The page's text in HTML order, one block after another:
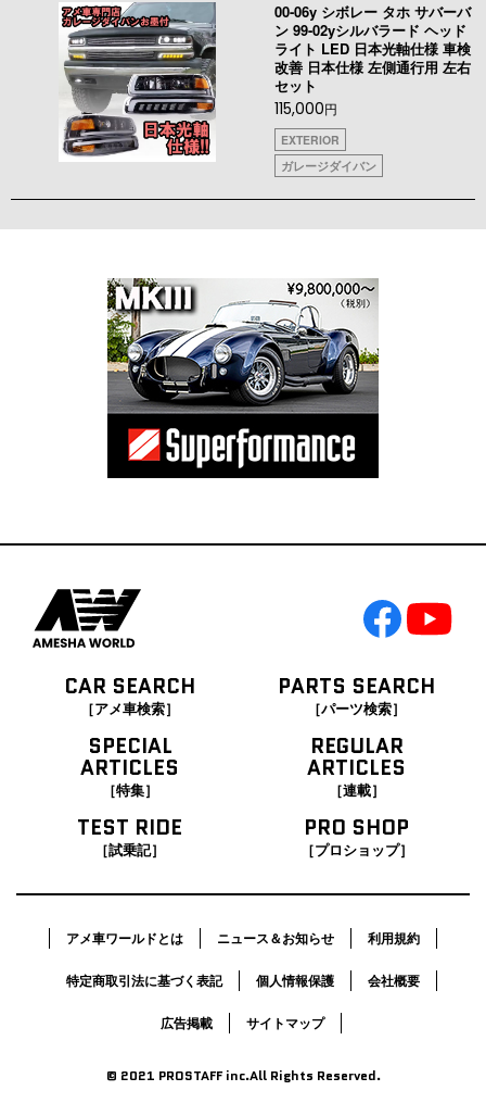
00-06y シボレー タホ サバーバ
ン 99-02yシルバラード ヘッド
ライト LED 日本光軸仕様 車検
改善 日本仕様 左側通行用 左右
セット
115,000円
EXTERIOR
ガレージダイバン
CAR SEARCH
［アメ車検索］
PARTS SEARCH
［パーツ検索］
SPECIAL
ARTICLES
［特集］
REGULAR
ARTICLES
［連載］
TEST RIDE
［試乗記］
PRO SHOP
［プロショップ］
アメ車ワールドとは ニュース＆お知らせ 利用規約
特定商取引法に基づく表記 個人情報保護 会社概要
広告掲載 サイトマップ
© 2021 PROSTAFF inc.All Rights Reserved.